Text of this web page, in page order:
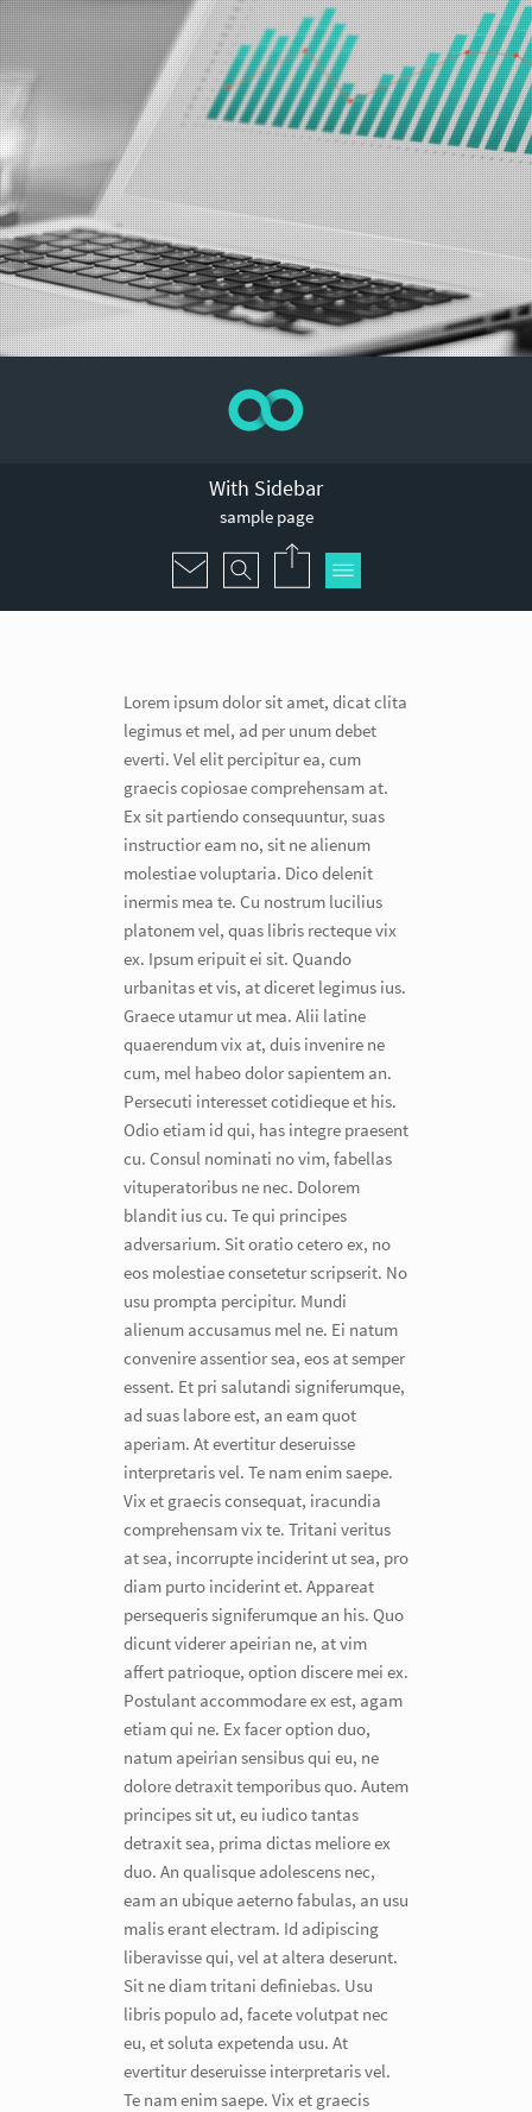
With Sidebar
sample page
Lorem ipsum dolor sit amet, dicat clita
legimus et mel, ad per unum debet
everti. Vel elit percipitur ea, cum
graecis copiosae comprehensam at.
Ex sit partiendo consequuntur, suas
instructior eam no, sit ne alienum
molestiae voluptaria. Dico delenit
inermis mea te. Cu nostrum lucilius
platonem vel, quas libris recteque vix
ex. Ipsum eripuit ei sit. Quando
urbanitas et vis, at diceret legimus ius.
Graece utamur ut mea. Alii latine
quaerendum vix at, duis invenire ne
cum, mel habeo dolor sapientem an.
Persecuti interesset cotidieque et his.
Odio etiam id qui, has integre praesent
cu. Consul nominati no vim, fabellas
vituperatoribus ne nec. Dolorem
blandit ius cu. Te qui principes
adversarium. Sit oratio cetero ex, no
eos molestiae consetetur scripserit. No
usu prompta percipitur. Mundi
alienum accusamus mel ne. Ei natum
convenire assentior sea, eos at semper
essent. Et pri salutandi signiferumque,
ad suas labore est, an eam quot
aperiam. At evertitur deseruisse
interpretaris vel. Te nam enim saepe.
Vix et graecis consequat, iracundia
comprehensam vix te. Tritani veritus
at sea, incorrupte inciderint ut sea, pro
diam purto inciderint et. Appareat
persequeris signiferumque an his. Quo
dicunt viderer apeirian ne, at vim
affert patrioque, option discere mei ex.
Postulant accommodare ex est, agam
etiam qui ne. Ex facer option duo,
natum apeirian sensibus qui eu, ne
dolore detraxit temporibus quo. Autem
principes sit ut, eu iudico tantas
detraxit sea, prima dictas meliore ex
duo. An qualisque adolescens nec,
eam an ubique aeterno fabulas, an usu
malis erant electram. Id adipiscing
liberavisse qui, vel at altera deserunt.
Sit ne diam tritani definiebas. Usu
libris populo ad, facete volutpat nec
eu, et soluta expetenda usu. At
evertitur deseruisse interpretaris vel.
Te nam enim saepe. Vix et graecis